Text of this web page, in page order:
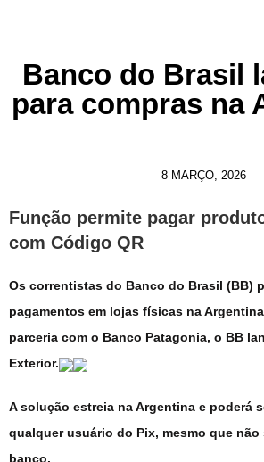
Banco do Brasil
para compras na
8 MARÇO, 2026
Função permite pagar
com Código QR
Os correntistas do Banco do Brasil (BB)
pagamentos em lojas físicas na
parceria com o Banco Patagonia, o BB
Exterior.
A solução estreia na Argentina e poderá
qualquer usuário do Pix, mesmo que
banco.